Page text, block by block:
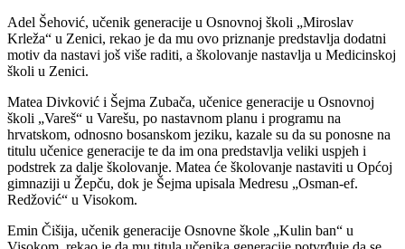
Adel Šehović, učenik generacije u Osnovnoj školi „Miroslav
Krleža“ u Zenici, rekao je da mu ovo priznanje predstavlja dodatni
motiv da nastavi još više raditi, a školovanje nastavlja u Medicinskoj
školi u Zenici.
Matea Divković i Šejma Zubača, učenice generacije u Osnovnoj
školi „Vareš“ u Varešu, po nastavnom planu i programu na
hrvatskom, odnosno bosanskom jeziku, kazale su da su ponosne na
titulu učenice generacije te da im ona predstavlja veliki uspjeh i
podstrek za dalje školovanje. Matea će školovanje nastaviti u Općoj
gimnaziji u Žepču, dok je Šejma upisala Medresu „Osman-ef.
Redžović“ u Visokom.
Emin Čišija, učenik generacije Osnovne škole „Kulin ban“ u